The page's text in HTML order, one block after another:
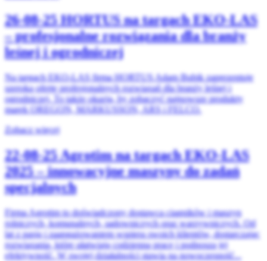
26-08-25HORTUS na targach EKO-LAS
– profesjonalne rozwiązania dla branży
leśnej i ogrodniczej
Na targach EKO-LAS firma HORTUS Adam Bubik zaprezentuje
szeroką ofertę profesjonalnych rozwiązań dla branży leśnej i
ogrodniczej. To także okazja, by zobaczyć najnowsze produkty
marek OREGON, MARKUSSON, ARS i FELCO.
Zobacz więcej
22-08-25Agrotim na targach EKO-LAS
2025 – innowacyjne maszyny do zadań
specjalnych
Firma Agrotim to doświadczony dostawca ciągników i maszyn
rolniczych, komunalnych, sadowniczych oraz warzywniczych. Od
lat z pasją i zaangażowaniem wspiera swoich klientów, dostarczając
rozwiązania, które ułatwiają codzienną pracę i podnoszą jej
efektywność. W swojej działalności stawia na nowoczesność...